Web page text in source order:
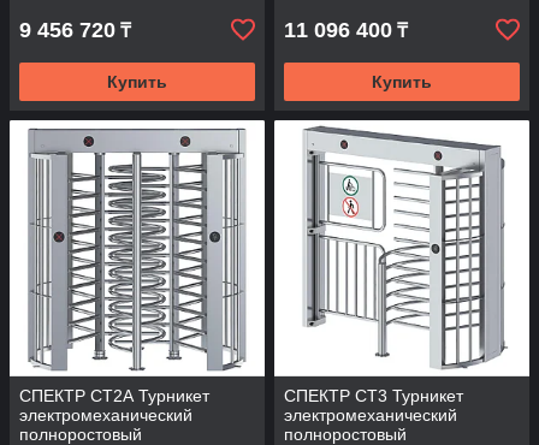
9 456 720 ₸
Купить
11 096 400 ₸
Купить
СПЕКТР СТ2А Турникет
электромеханический
полноростовый
СПЕКТР СТ3 Турникет
электромеханический
полноростовый